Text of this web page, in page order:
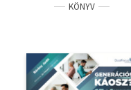
Tankönyv, segédkönyv
Természettudomány
KÖNYV